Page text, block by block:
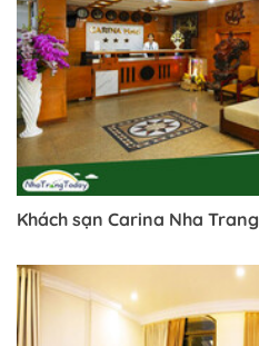
Khách sạn Carina Nha Trang